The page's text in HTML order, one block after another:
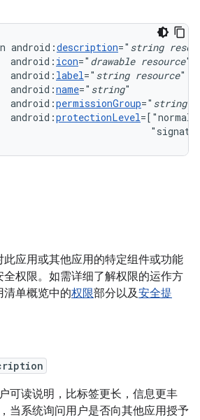
android:description=" string
android: icon=" drawable resource
android: label=" string resource
android:name=" string
android:permissionGroup=" string
android:protectionLevel=["normal"
此应用或其他应用的特定组件或功能
全权限。如需详细了解权限的运作方
清单概览中的权限部分以及安全提
可读说明，比标签更长，信息更丰
当系统询问用户是否向其他应用授予